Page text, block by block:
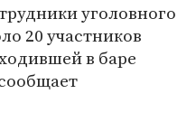
уголовного
20 участников
в баре